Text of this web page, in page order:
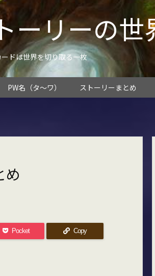
ーリーの世
ドは世界を切り取る一枚
PW名（タ～ワ） ストーリーまとめ
め
Pocket Copy